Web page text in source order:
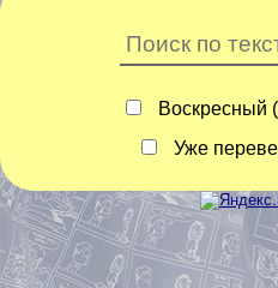
Воскресный
Уже